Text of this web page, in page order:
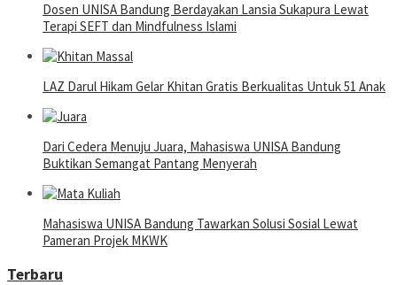
Dosen UNISA Bandung Berdayakan Lansia Sukapura Lewat
Terapi SEFT dan Mindfulness Islami
LAZ Darul Hikam Gelar Khitan Gratis Berkualitas Untuk 51 Anak
Dari Cedera Menuju Juara, Mahasiswa UNISA Bandung
Buktikan Semangat Pantang Menyerah
Mahasiswa UNISA Bandung Tawarkan Solusi Sosial Lewat
Pameran Projek MKWK
Terbaru